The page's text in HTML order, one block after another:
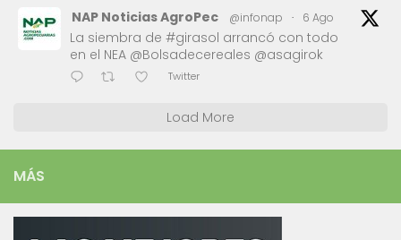
NAP Noticias AgroPec @infonap · 6 Ago
La siembra de #girasol arrancó con todo
en el NEA @Bolsadecereales @asagirok
Twitter
Load More
MÁS